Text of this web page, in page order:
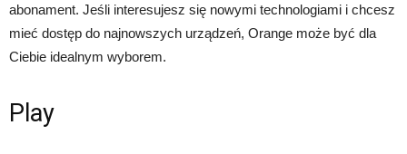
abonament. Jeśli interesujesz się nowymi technologiami i chcesz
mieć dostęp do najnowszych urządzeń, Orange może być dla
Ciebie idealnym wyborem.
Play